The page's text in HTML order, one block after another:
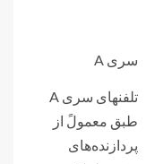
سری A
تلفنهای سری A
طبق معمولً از
پردازنده‌های